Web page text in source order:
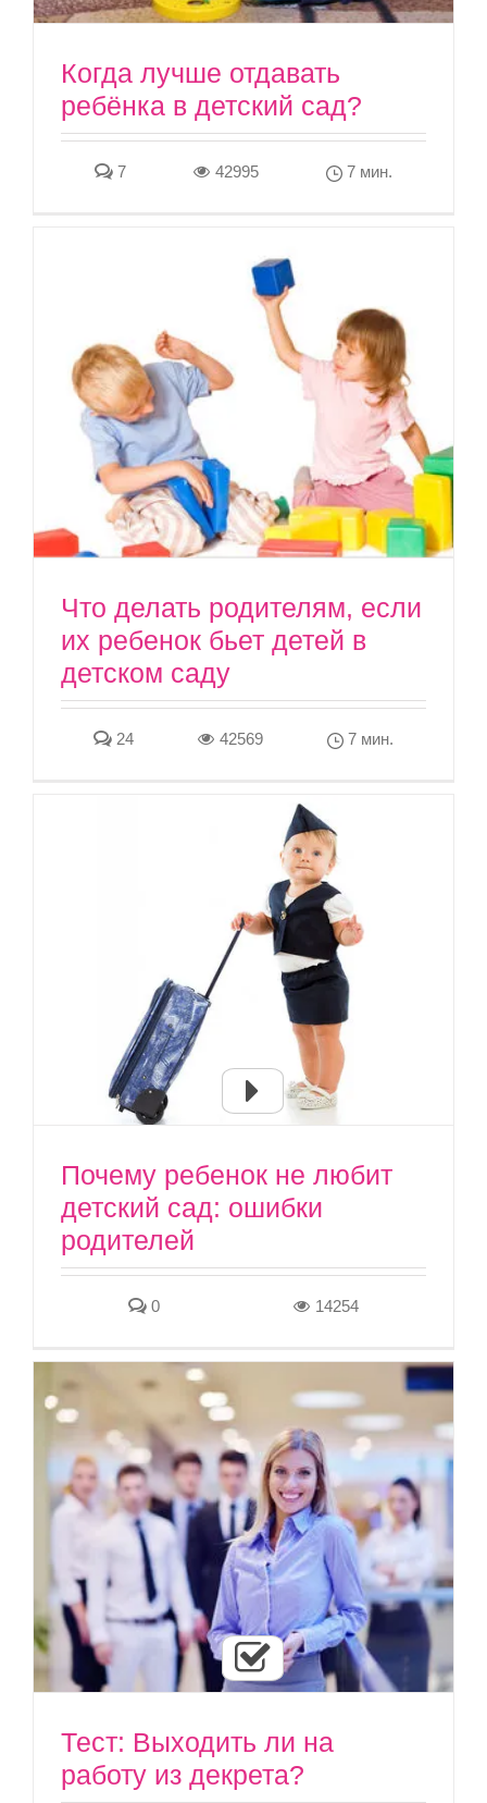
Когда лучше отдавать
ребёнка в детский сад?
7 42995 7 мин.
Что делать родителям, если
их ребенок бьет детей в
детском саду
24 42569 7 мин.
Почему ребенок не любит
детский сад: ошибки
родителей
0 14254
Тест: Выходить ли на
работу из декрета?